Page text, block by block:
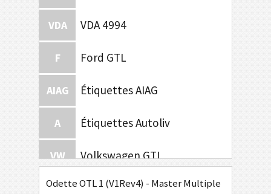
VDA VDA 4994
F Ford GTL
AIAG Étiquettes AIAG
A Étiquettes Autoliv
VW Volkswagen GTL
GM General Motors
Odette OTL 1 (V1Rev4) - Master Multiple